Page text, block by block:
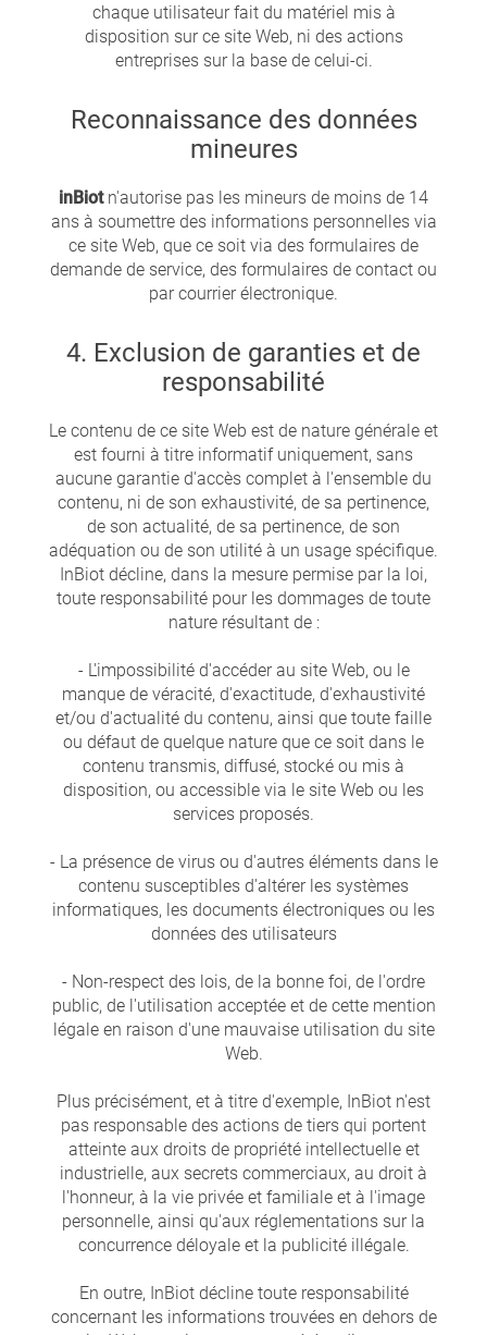
chaque utilisateur fait du matériel mis à
disposition sur ce site Web, ni des actions
entreprises sur la base de celui-ci.
Reconnaissance des données
mineures
inBiotn'autorise pas les mineurs de moins de 14
ans à soumettre des informations personnelles via
ce site Web, que ce soit via des formulaires de
demande de service, des formulaires de contact ou
par courrier électronique.
4. Exclusion de garanties et de
responsabilité
Le contenu de ce site Web est de nature générale et
est fourni à titre informatif uniquement, sans
aucune garantie d'accès complet à l'ensemble du
contenu, ni de son exhaustivité, de sa pertinence,
de son actualité, de sa pertinence, de son
adéquation ou de son utilité à un usage spécifique.
InBiot décline, dans la mesure permise par la loi,
toute responsabilité pour les dommages de toute
nature résultant de :
- L'impossibilité d'accéder au site Web, ou le
manque de véracité, d'exactitude, d'exhaustivité
et/ou d'actualité du contenu, ainsi que toute faille
ou défaut de quelque nature que ce soit dans le
contenu transmis, diffusé, stocké ou mis à
disposition, ou accessible via le site Web ou les
services proposés.
- La présence de virus ou d'autres éléments dans le
contenu susceptibles d'altérer les systèmes
informatiques, les documents électroniques ou les
données des utilisateurs
- Non-respect des lois, de la bonne foi, de l'ordre
public, de l'utilisation acceptée et de cette mention
légale en raison d'une mauvaise utilisation du site
Web.
Plus précisément, et à titre d'exemple, InBiot n'est
pas responsable des actions de tiers qui portent
atteinte aux droits de propriété intellectuelle et
industrielle, aux secrets commerciaux, au droit à
l'honneur, à la vie privée et familiale et à l'image
personnelle, ainsi qu'aux réglementations sur la
concurrence déloyale et la publicité illégale.
En outre, InBiot décline toute responsabilité
concernant les informations trouvées en dehors de